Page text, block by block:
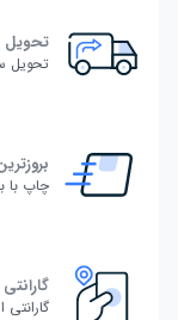
تحویل
تحویل
چاپ با
گارانتی